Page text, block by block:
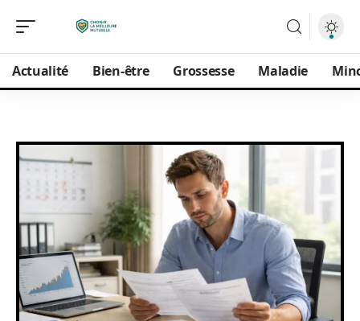
Actualité Bien-être Grossesse Maladie